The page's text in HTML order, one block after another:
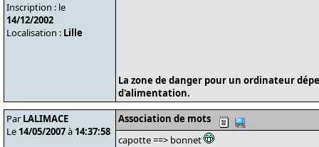
Inscription : le
14/12/2002
Localisation : Lille
La zone de danger pour un ordinateur
d'alimentation.
Par LALIMACE
Le 14/05/2007à 14:37:58
Association de mots
capotte ==> bonnet